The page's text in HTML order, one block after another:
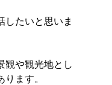
したいと思いま
観や観光地とし
ます。